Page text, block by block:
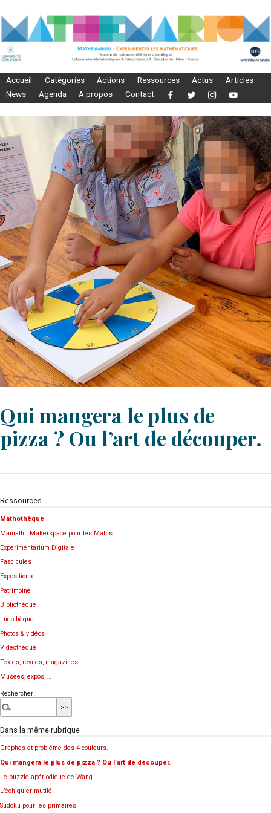
Accueil Catégories Actions Ressources Actus
Articles
News
Agenda A propos Contact
Qui mangera le plus de
pizza ? Ou l’art de découper.
Ressources
Mathothèque
Mamath : Makerspace pour les Maths
Experimentarium Digitale
Fascicules
Expositions
Patrimoine
Bibliothèque
Ludothèque
Photos & vidéos
Vidéothèque
Textes, revues, magazines
Musées, expos, …
Rechercher :
Dans la même rubrique
Graphes et problème des 4 couleurs.
Qui mangera le plus de pizza ? Ou l’art de découper.
Le puzzle apériodique de Wang
L’échiquier mutilé
Sudoku pour les primaires